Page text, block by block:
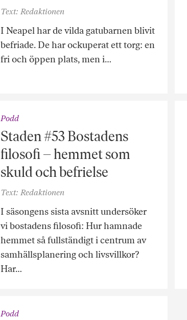
Text: Redaktionen
I Neapel har de vilda gatubarnen blivit
befriade. De har ockuperat ett torg: en
fri och öppen plats, men i…
Podd
Staden #53 Bostadens
filosofi – hemmet som
skuld och befrielse
Text: Redaktionen
I säsongens sista avsnitt undersöker
vi bostadens filosofi: Hur hamnade
hemmet så fullständigt i centrum av
samhällsplanering och livsvillkor?
Har…
Podd